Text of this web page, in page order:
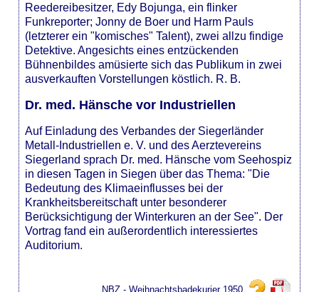
Reedereibesitzer, Edy Bojunga, ein flinker
Funkreporter; Jonny de Boer und Harm Pauls
(letzterer ein "komisches" Talent), zwei allzu findige
Detektive. Angesichts eines entzückenden
Bühnenbildes amüsierte sich das Publikum in zwei
ausverkauften Vorstellungen köstlich. R. B.
Dr. med. Hänsche vor Industriellen
Auf Einladung des Verbandes der Siegerländer
Metall-Industriellen e. V. und des Aerztevereins
Siegerland sprach Dr. med. Hänsche vom Seehospiz
in diesen Tagen in Siegen über das Thema: "Die
Bedeutung des Klimaeinflusses bei der
Krankheitsbereitschaft unter besonderer
Berücksichtigung der Winterkuren an der See". Der
Vortrag fand ein außerordentlich interessiertes
Auditorium.
NBZ - Weihnachtsbadekurier 1950